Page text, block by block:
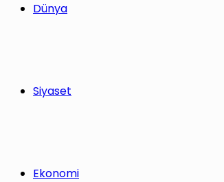
Dünya
Siyaset
Ekonomi